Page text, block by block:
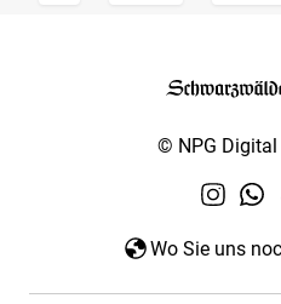
© NPG
Wo Sie uns